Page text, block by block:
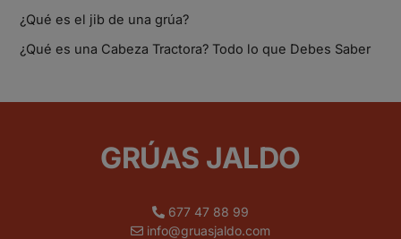
¿Qué es el jib de una grúa?
¿Qué es una Cabeza Tractora? Todo lo que Debes Saber
GRÚAS JALDO
677 47 88 99
info@gruasjaldo.com